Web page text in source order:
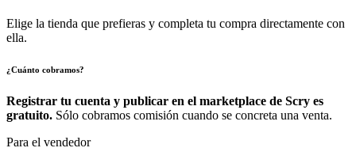
Elige la tienda que prefieras y completa tu compra directamente con
ella.
¿Cuánto cobramos?
Registrar tu cuenta y publicar en el marketplace de Scry es
gratuito. Sólo cobramos comisión cuando se concreta una venta.
Para el vendedor